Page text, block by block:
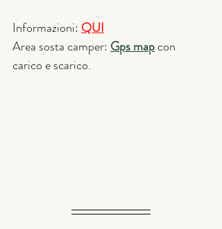
Informazioni: QUI
Area sosta camper: Gps map con
carico e scarico.